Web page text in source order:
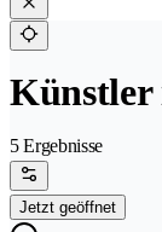
Künstler
5 Ergebnisse
Jetzt geöffnet